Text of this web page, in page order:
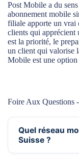
Post Mobile a du
abonnement mobile
filiale apporte un vrai
clients qui
est la priorité, le
un client qui valorise
Mobile est une option
Foire Aux Questions
Quel réseau
Suisse ?